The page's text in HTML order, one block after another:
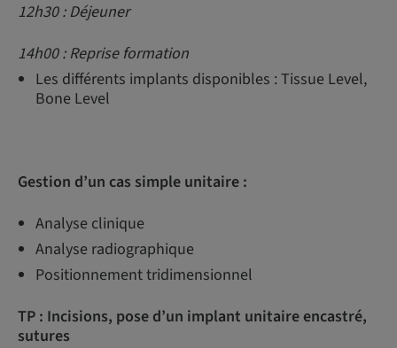
12h30 : Déjeuner
14h00 : Reprise formation
Les différents implants disponibles : Tissue Level,
Bone Level
Gestion d’un cas simple unitaire :
Analyse clinique
Analyse radiographique
Positionnement tridimensionnel
TP : Incisions, pose d’un implant unitaire encastré,
sutures